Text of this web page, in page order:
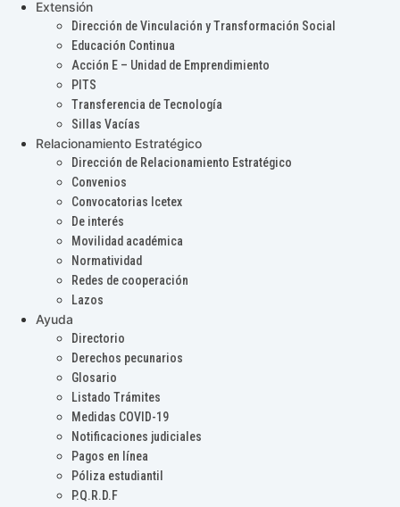
Extensión
Dirección de Vinculación y Transformación Social
Educación Continua
Acción E – Unidad de Emprendimiento
PITS
Transferencia de Tecnología
Sillas Vacías
Relacionamiento Estratégico
Dirección de Relacionamiento Estratégico
Convenios
Convocatorias Icetex
De interés
Movilidad académica
Normatividad
Redes de cooperación
Lazos
Ayuda
Directorio
Derechos pecunarios
Glosario
Listado Trámites
Medidas COVID-19
Notificaciones judiciales
Pagos en línea
Póliza estudiantil
P.Q.R.D.F